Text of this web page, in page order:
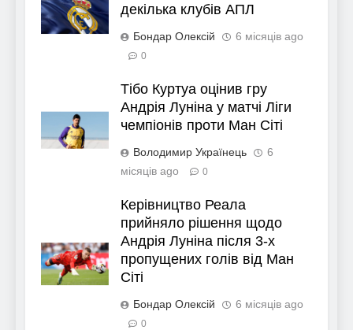
декілька клубів АПЛ
Бондар Олексій 6 місяців ago
0
Тібо Куртуа оцінив гру
Андрія Луніна у матчі Ліги
чемпіонів проти Ман Сіті
Володимир Українець
6
місяців ago
0
Керівництво Реала
прийняло рішення щодо
Андрія Луніна після 3-х
пропущених голів від Ман
Сіті
Бондар Олексій 6 місяців ago
0